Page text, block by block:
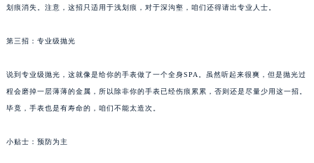
划痕消失。注意，这招只适用于浅划痕，对于深沟壑，咱们还得请出专业人士。
第三招：专业级抛光
说到专业级抛光，这就像是给你的手表做了一个全身SPA。虽然听起来很爽，但是抛光过
程会磨掉一层薄薄的金属，所以除非你的手表已经伤痕累累，否则还是尽量少用这一招。
毕竟，手表也是有寿命的，咱们不能太造次。
小贴士：预防为主